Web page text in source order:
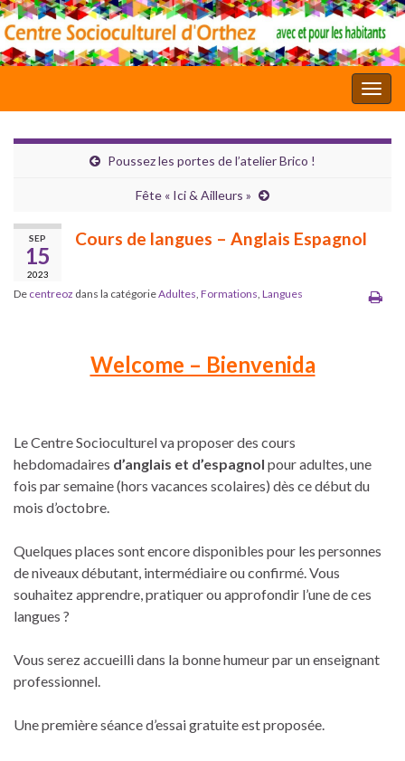
Poussez les portes de l’atelier Brico !
Fête « Ici & Ailleurs »
SEP
15
2023
Cours de langues – Anglais Espagnol
De centreoz dans la catégorieAdultes, Formations, Langues
Welcome – Bienvenida
Le Centre Socioculturel va proposer des cours
hebdomadaires d’anglais et d’espagnol pour adultes, une
fois par semaine (hors vacances scolaires) dès ce début du
mois d’octobre.
Quelques places sont encore disponibles pour les personnes
de niveaux débutant, intermédiaire ou confirmé. Vous
souhaitez apprendre, pratiquer ou approfondir l’une de ces
langues ?
Vous serez accueilli dans la bonne humeur par un enseignant
professionnel.
Une première séance d’essai gratuite est proposée.